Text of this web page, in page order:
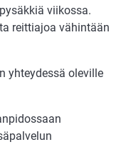
viikossa.
reittiajoa vähintään
yhteydessä oleville